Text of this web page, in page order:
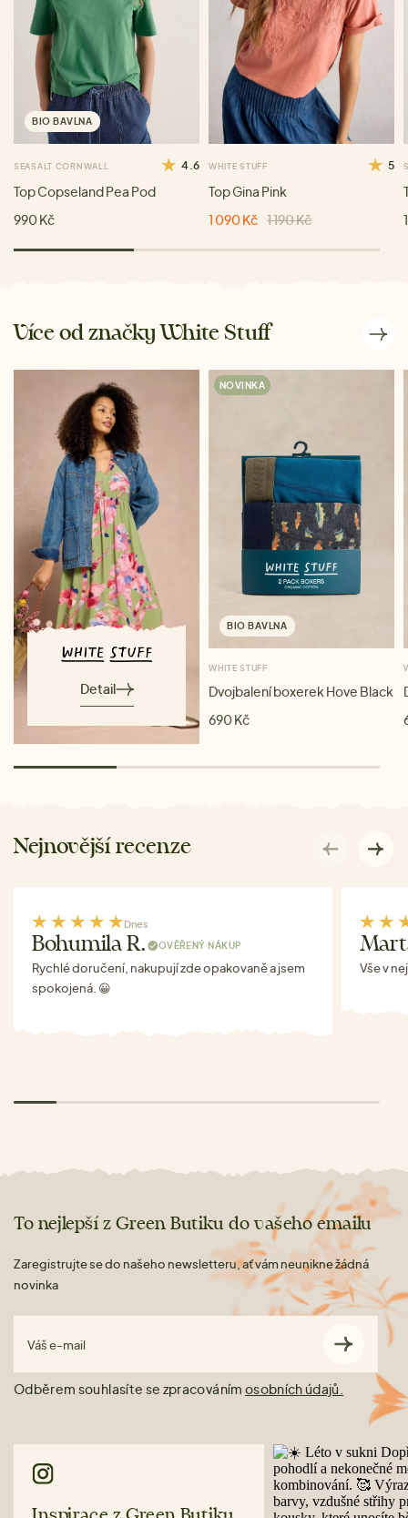
BIO BAVLNA
SEASALT CORNWALL 4.6
Top Copseland Pea Pod
990 Kč
WHITE STUFF 5
Top Gina Pink
1 090 Kč 1 190 Kč
Více od značky White Stuff
Detail
NOVINKA
BIO BAVLNA
WHITE STUFF
Dvojbalení boxerek Hove Black
690 Kč
Nejnovější recenze
Dnes
Bohumila R. OVĚŘENÝ NÁKUP
Rychlé doručení, nakupují zde opakovaně a jsem
spokojená. 😀
Vše v
To nejlepší z Green Butiku do vašeho emailu
Zaregistrujte se do našeho newsletteru, ať vám neunikne žádná
novinka
Váš e-mail
Odběrem souhlasíte se zpracováním osobních údajů.